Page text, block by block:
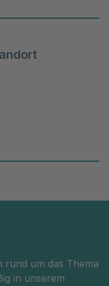
rund um das Thema
in unserem